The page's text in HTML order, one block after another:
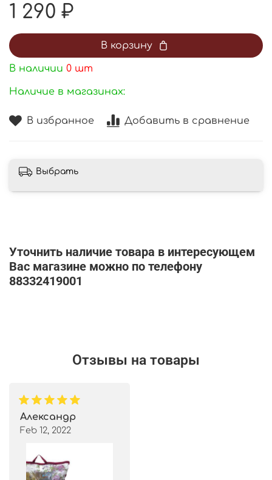
В избранное Добавить в сравнение
1 290 ₽
В корзину
В наличии 0 шт
Наличие в магазинах:
Выбрать
Уточнить наличие товара в интересующем
Вас магазине можно по телефону
88332419001
Отзывы на товары
Александр
Feb 12, 2022